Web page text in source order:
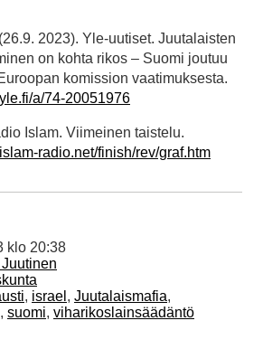
2023). Yle-uutiset. Juutalaisten
on kohta rikos – Suomi joutuu
komission vaatimuksesta.
a/74-20051976
Islam. Viimeinen taistelu.
radio.net/finish/rev/graf.htm
klo 20:38
, israel , Juutalaismafia,
, suomi, viharikoslainsäädäntö